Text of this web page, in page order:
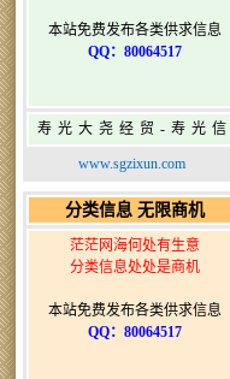
本站免费发布各类供求信息
QQ：80064517
寿光大尧经贸-寿光信
息网-免费信息发布网-
www.sgzixun.com
分类信息 无限商机
茫茫网海何处有生意
分类信息处处是商机
本站免费发布各类供求信息
QQ：80064517